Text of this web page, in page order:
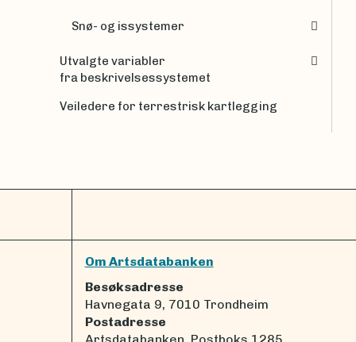
Snø- og issystemer
Utvalgte variabler
fra beskrivelsessystemet
Veiledere for terrestrisk kartlegging
Om Artsdatabanken
Besøksadresse
Havnegata 9, 7010 Trondheim
Postadresse